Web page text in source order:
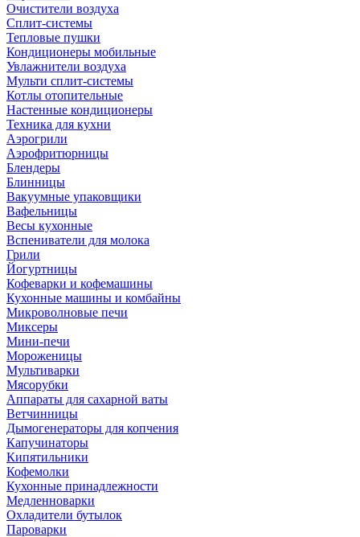
Очистители воздуха
Сплит-системы
Тепловые пушки
Кондиционеры мобильные
Увлажнители воздуха
Мульти сплит-системы
Котлы отопительные
Настенные кондиционеры
Техника для кухни
Аэрогрили
Аэрофритюрницы
Блендеры
Блинницы
Вакуумные упаковщики
Вафельницы
Весы кухонные
Вспениватели для молока
Грили
Йогуртницы
Кофеварки и кофемашины
Кухонные машины и комбайны
Микроволновые печи
Миксеры
Мини-печи
Мороженицы
Мультиварки
Мясорубки
Аппараты для сахарной ваты
Ветчинницы
Дымогенераторы для копчения
Капучинаторы
Кипятильники
Кофемолки
Кухонные принадлежности
Медленноварки
Охладители бутылок
Пароварки